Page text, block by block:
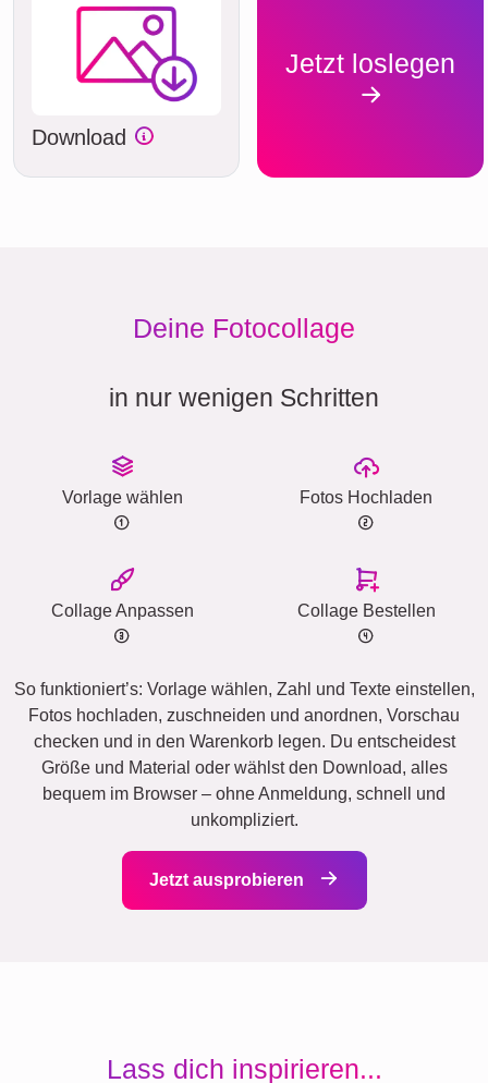
Download
Jetzt loslegen
Deine Fotocollage
in nur wenigen Schritten
Vorlage wählen Fotos Hochladen
Collage Anpassen Collage Bestellen
So funktioniert’s: Vorlage wählen, Zahl und Texte einstellen,
Fotos hochladen, zuschneiden und anordnen, Vorschau
checken und in den Warenkorb legen. Du entscheidest
Größe und Material oder wählst den Download, alles
bequem im Browser – ohne Anmeldung, schnell und
unkompliziert.
Jetzt ausprobieren
Lass dich inspirieren...